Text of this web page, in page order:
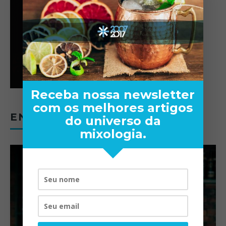
ENTREVISTAS
Receba nossa newsletter
com os melhores artigos
do universo da
mixologia.